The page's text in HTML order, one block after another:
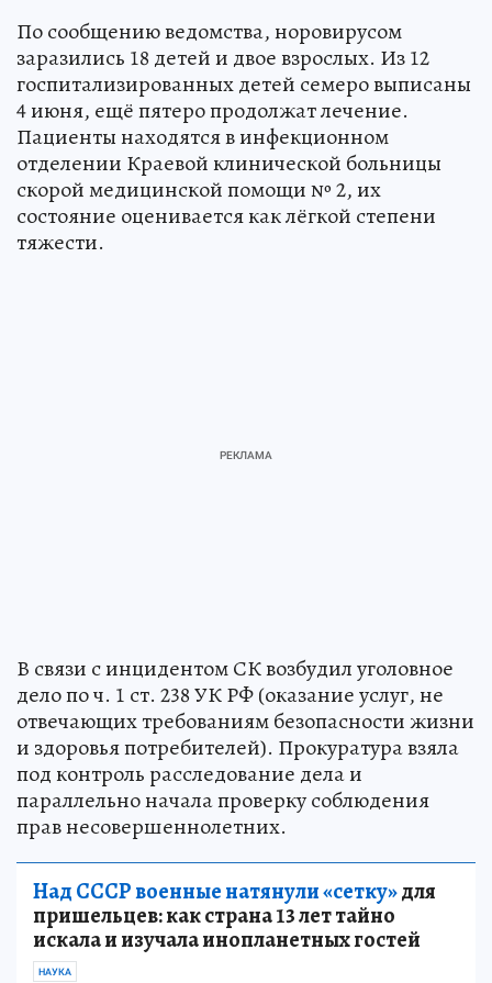
По сообщению ведомства, норовирусом
заразились 18 детей и двое взрослых. Из 12
госпитализированных детей семеро выписаны
4 июня, ещё пятеро продолжат лечение.
Пациенты находятся в инфекционном
отделении Краевой клинической больницы
скорой медицинской помощи № 2, их
состояние оценивается как лёгкой степени
тяжести.
В связи с инцидентом СК возбудил уголовное
дело по ч. 1 ст. 238 УК РФ (оказание услуг, не
отвечающих требованиям безопасности жизни
и здоровья потребителей). Прокуратура взяла
под контроль расследование дела и
параллельно начала проверку соблюдения
прав несовершеннолетних.
Над СССР военные натянули «сетку»для
пришельцев: как страна 13 лет тайно
искала и изучала инопланетных гостей
НАУКА